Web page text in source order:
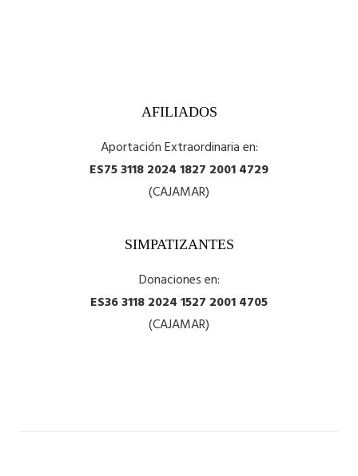
AFILIADOS
Aportación Extraordinaria en:
ES75 3118 2024 1827 2001 4729
(CAJAMAR)
SIMPATIZANTES
Donaciones en:
ES36 3118 2024 1527 2001 4705
(CAJAMAR)